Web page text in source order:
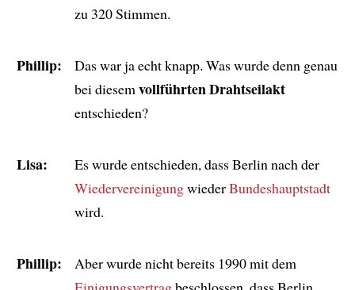
zu 320 Stimmen.
Phillip:
Das war ja echt knapp. Was wurde denn genau
bei diesem vollführten Drahtseilakt
entschieden?
Lisa:
Es wurde entschieden, dass Berlin nach der
WiedervereinigungwiederBundeshauptstadt
wird.
Phillip:
Aber wurde nicht bereits 1990 mit dem